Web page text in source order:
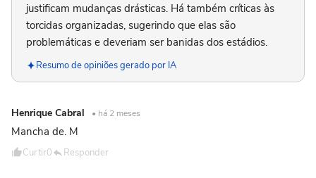
justificam mudanças drásticas. Há também críticas às
torcidas organizadas, sugerindo que elas são
problemáticas e deveriam ser banidas dos estádios.
Resumo de opiniões gerado por IA
Henrique Cabral • há 2 meses
Mancha de. M
Curtir0 Responder